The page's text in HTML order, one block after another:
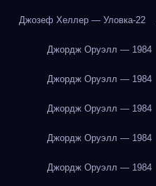
Джозеф Хеллер — Уловка-22
Джордж Оруэлл — 1984
Джордж Оруэлл — 1984
Джордж Оруэлл — 1984
Джордж Оруэлл — 1984
Джордж Оруэлл — 1984